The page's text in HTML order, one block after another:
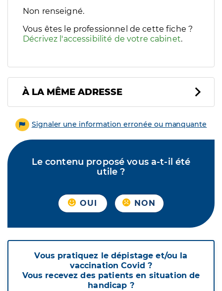
Filtres
Sélectionnez un ou plusieurs handicaps/besoins
Non renseigné.
Vous êtes le professionnel de cette fiche ?
Décrivez l'accessibilité de votre cabinet.
À LA MÊME ADRESSE
Signaler une information erronée ou manquante
Le contenu proposé vous a-t-il été
utile ?
OUI NON
Vous pratiquez le dépistage et/ou la
vaccination Covid ?
Vous recevez des patients en situation de
handicap ?